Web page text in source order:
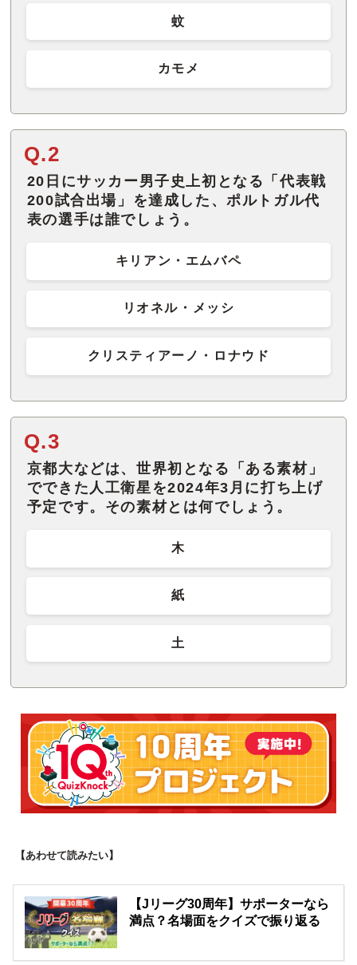
蚊
カモメ
Q.2
20日にサッカー男子史上初となる「代表戦
200試合出場」を達成した、ポルトガル代
表の選手は誰でしょう。
キリアン・エムバペ
リオネル・メッシ
クリスティアーノ・ロナウド
Q.3
京都大などは、世界初となる「ある素材」
でできた人工衛星を2024年3月に打ち上げ
予定です。その素材とは何でしょう。
木
紙
土
【あわせて読みたい】
【Jリーグ30周年】サポーターなら
満点？名場面をクイズで振り返る